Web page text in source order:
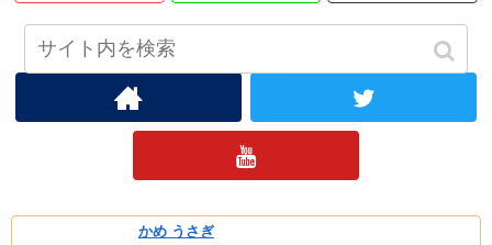
ジャビッ党をフォローする
かめ うさぎ